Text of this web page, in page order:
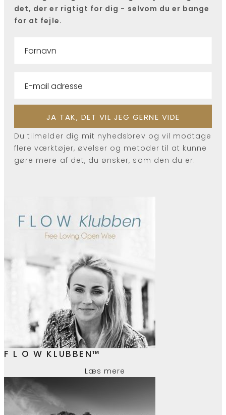
det, der er rigtigt for dig - selvom du er bange
for at fejle.
Du tilmelder dig mit nyhedsbrev og vil modtage
flere værktøjer, øvelser og metoder til at kunne
gøre mere af det, du ønsker, som den du er.
F L O W KLUBBEN™
Læs mere